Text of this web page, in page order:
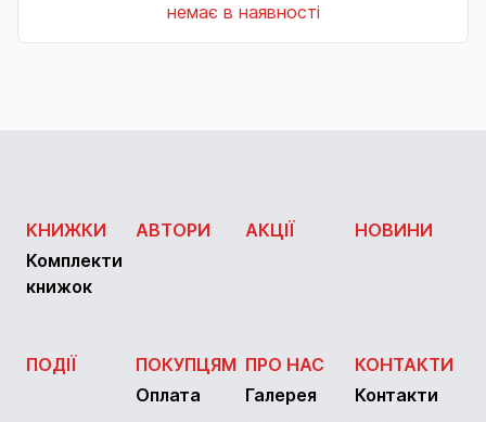
немає в наявності
КНИЖКИ
Комплекти
книжок
АВТОРИ АКЦІЇ НОВИНИ
ПОДІЇ
ПОКУПЦЯМ
Оплата
ПРО НАС
Галерея
КОНТАКТИ
Контакти